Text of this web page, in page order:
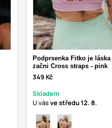
Podprsenka Fitko je láska
začni Cross straps - pink
349 Kč
Skladem
U vásve středu12. 8.